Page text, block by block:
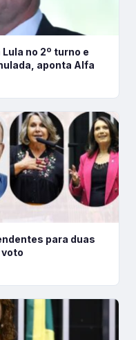
no 2º turno e
aponta Alfa
para duas